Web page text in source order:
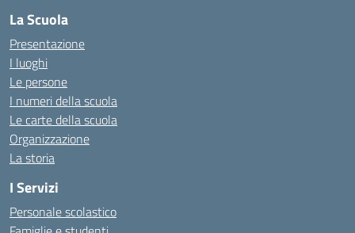
La Scuola
Presentazione
I luoghi
Le persone
I numeri della scuola
Le carte della scuola
Organizzazione
La storia
I Servizi
Personale scolastico